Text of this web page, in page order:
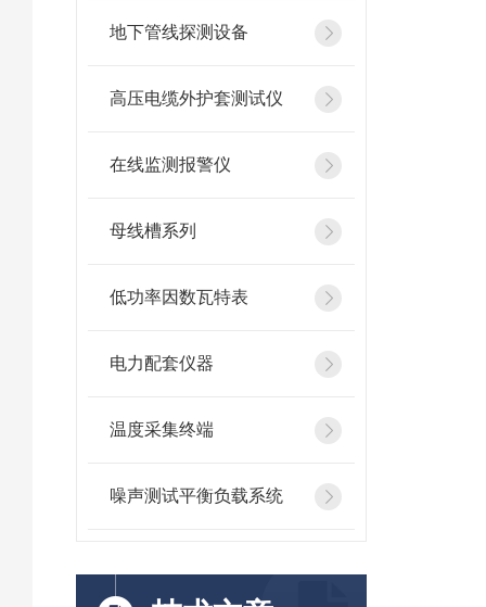
地下管线探测设备
高压电缆外护套测试仪
在线监测报警仪
母线槽系列
低功率因数瓦特表
电力配套仪器
温度采集终端
噪声测试平衡负载系统